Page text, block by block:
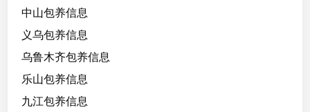
歌
跳
舞
器
情
中山包养信息
义乌包养信息
乌鲁木齐包养信息
乐山包养信息
九江包养信息